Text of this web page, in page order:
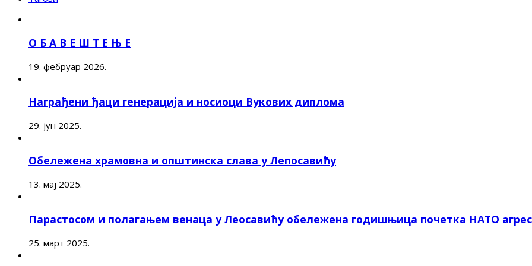
О Б А В Е Ш Т Е Њ Е
19. фебруар 2026.
Награђени ђаци генерација и носиоци Вукових диплома
29. јун 2025.
Обележена храмовна и општинска слава у Лепосавићу
13. мај 2025.
Парастосом и полагањем венаца у Леосавићу обележена годишњица почетка НАТО
25. март 2025.